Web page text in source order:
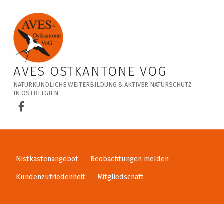
Veranstaltungskalender – AVES Ostkantone VoG
AVES OSTKANTONE VOG
NATURKUNDLICHE WEITERBILDUNG & AKTIVER NATURSCHUTZ
IN OSTBELGIEN.
AVES Ostkantone bei Facebook
Nistkastenangebot
Beobachtungen melden
Kundenzufriedenheit
Mitgliedschaft